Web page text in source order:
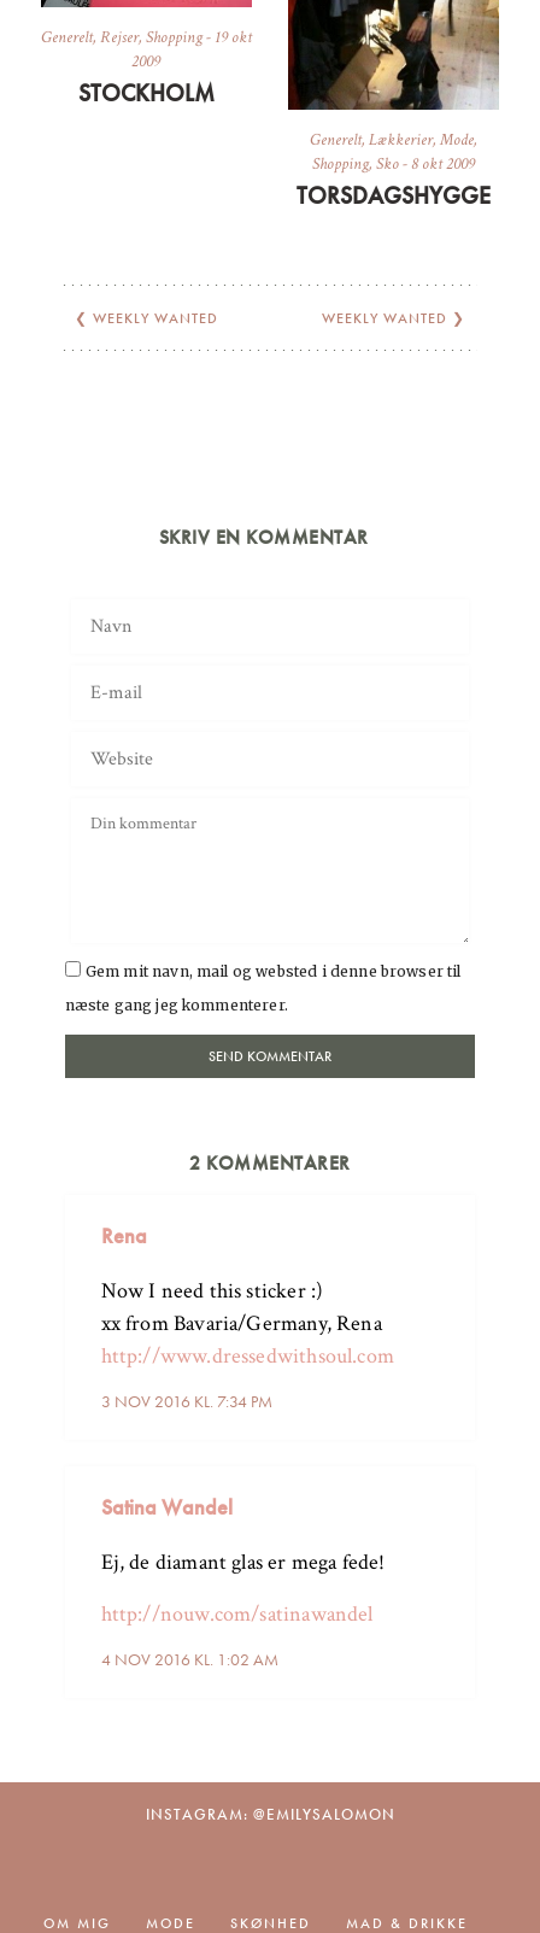
Generelt, Rejser, Shopping- 19 okt
2009
STOCKHOLM
Generelt,Lækkerier,Mode,
Shopping,Sko-8 okt 2009
TORSDAGSHYGGE
❮ WEEKLY WANTED WEEKLY WANTED ❯
SKRIV EN KOMMENTAR
Gem mit navn, mail og websted i denne browser til
næste gang jeg kommenterer.
2 KOMMENTARER
Rena
3 NOV 2016 KL. 7:34 PM
Now I need this sticker :)
xx from Bavaria/Germany, Rena
http://www.dressedwithsoul.com
Satina Wandel
4 NOV 2016 KL. 1:02 AM
Ej, de diamant glas er mega fede!
http://nouw.com/satinawandel
INSTAGRAM: @EMILYSALOMON
OM MIG MODE SKØNHED MAD & DRIKKE